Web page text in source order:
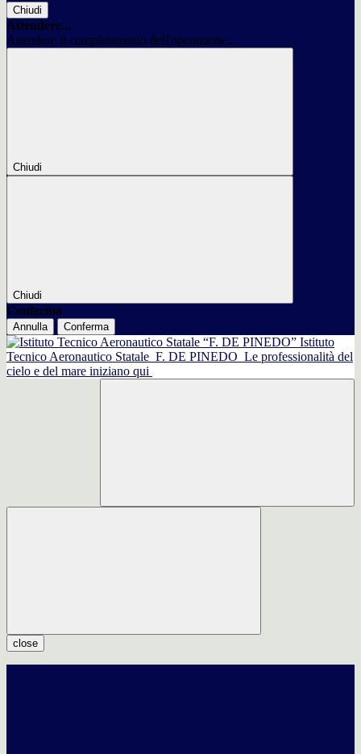
Chiudi
Attendere...
Attendere il completamento dell'operazione...
Chiudi
Chiudi
Conferma
Annulla Conferma
Istituto
Tecnico Aeronautico Statale F. DE PINEDO Le professionalità del
cielo e del mare iniziano qui
close